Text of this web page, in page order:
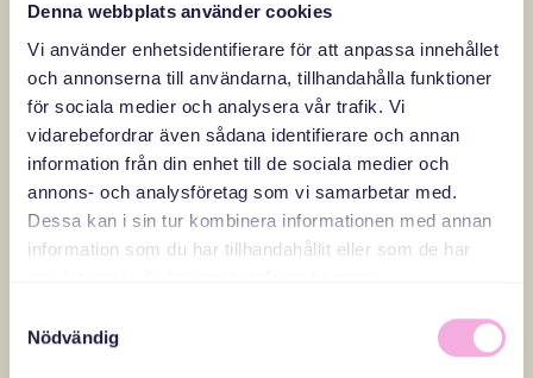
Denna webbplats använder cookies
Vi använder enhetsidentifierare för att anpassa innehållet
och annonserna till användarna, tillhandahålla funktioner
för sociala medier och analysera vår trafik. Vi
vidarebefordrar även sådana identifierare och annan
information från din enhet till de sociala medier och
annons- och analysföretag som vi samarbetar med.
Dessa kan i sin tur kombinera informationen med annan
information som du har tillhandahållit eller som de har
Nödvändig
Trots osäkerhet och utmaningar ser Tetyana positivt på
framtiden. Hon uppmuntrar andra nyanlända att våga ta
steget ut och söka kontakt med andra genom olika
nätverk.
”Det är ett jättebra sätt att få kontakt med andra, höra om
andras erfarenheter och bara bryta känslan av isolering.
Det betyder så mycket att inte känna sig ensam.”